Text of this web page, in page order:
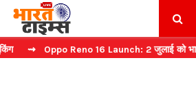
⇝ Oppo Reno 16 Launch: 2 जुलाई को भारत में